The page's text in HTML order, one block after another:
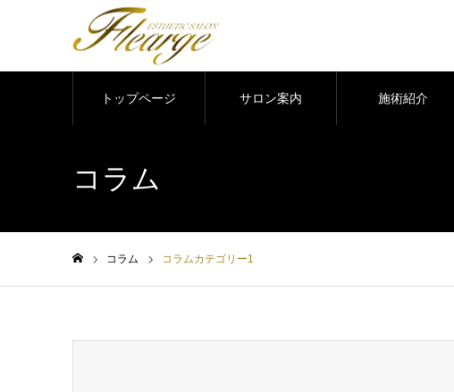
トップページ サロン案内 施術紹介
コラム
コラム コラムカテゴリー1